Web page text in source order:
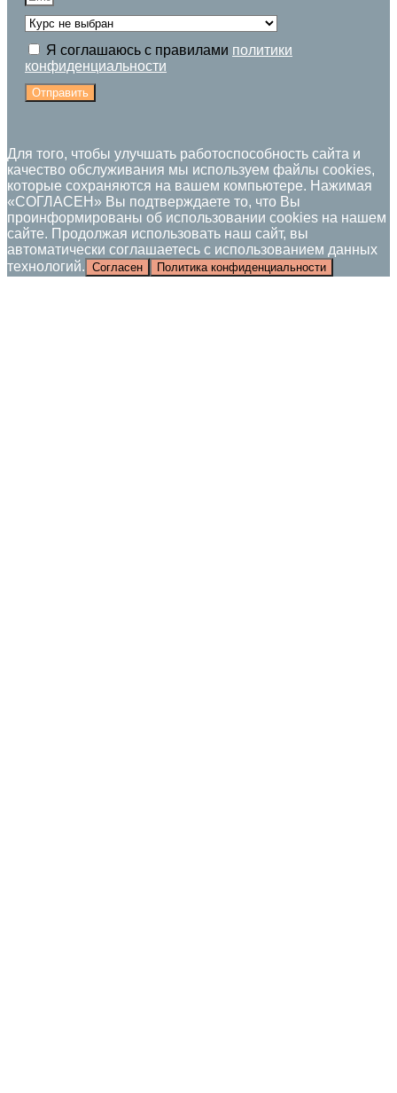
Я соглашаюсь с правилами политики
конфиденциальности
Отправить
Для того, чтобы улучшать работоспособность сайта и
качество обслуживания мы используем файлы cookies,
которые сохраняются на вашем компьютере. Нажимая
«СОГЛАСЕН» Вы подтверждаете то, что Вы
проинформированы об использовании cookies на нашем
сайте. Продолжая использовать наш сайт, вы
автоматически соглашаетесь с использованием данных
технологий. Согласен Политика конфиденциальности